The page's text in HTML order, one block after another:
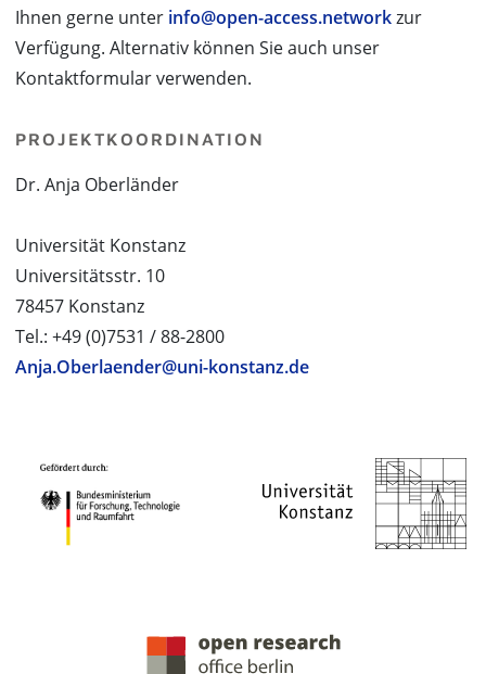
Ihnen gerne unter info@open-access.networkzur
Verfügung. Alternativ können Sie auch unser
Kontaktformular verwenden.
PROJEKTKOORDINATION
Dr. Anja Oberländer
Universität Konstanz
Universitätsstr. 10
78457 Konstanz
Tel.: +49 (0)7531 / 88-2800
Anja.Oberlaender@uni-konstanz.de